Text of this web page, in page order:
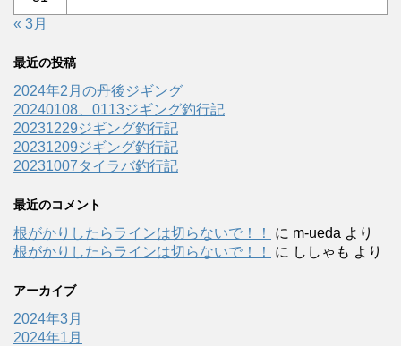
« 3月
最近の投稿
2024年2月の丹後ジギング
20240108、0113ジギング釣行記
20231229ジギング釣行記
20231209ジギング釣行記
20231007タイラバ釣行記
最近のコメント
根がかりしたらラインは切らないで！！ に m-ueda より
根がかりしたらラインは切らないで！！
に ししゃも より
アーカイブ
2024年3月
2024年1月